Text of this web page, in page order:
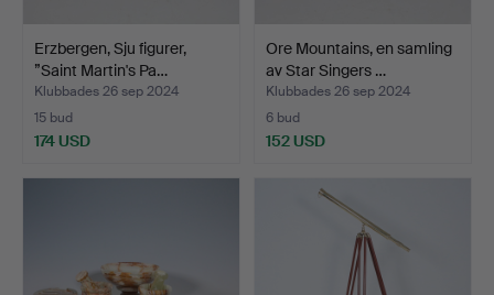
Erzbergen, Sju figurer,
”Saint Martin's Pa…
Klubbades 26 sep 2024
15 bud
174 USD
Ore Mountains, en samling
av Star Singers …
Klubbades 26 sep 2024
6 bud
152 USD